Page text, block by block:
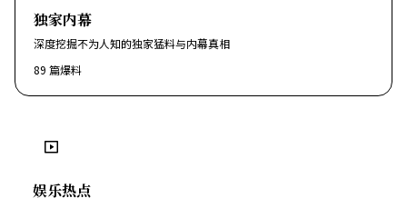
独家内幕
深度挖掘不为人知的独家猛料与内幕真相
89 篇爆料
娱乐热点